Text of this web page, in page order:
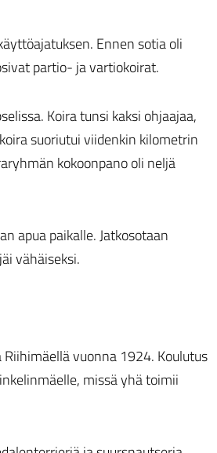
Ennen sotia oli
partio- ja vartiokoirat.
Koira tunsi kaksi ohjaajaa,
suoriutui viidenkin kilometrin
kokoonpano oli neljä
apua paikalle. Jatkosotaan
vähäiseksi.
vuonna 1924. Koulutus
missä yhä toimii